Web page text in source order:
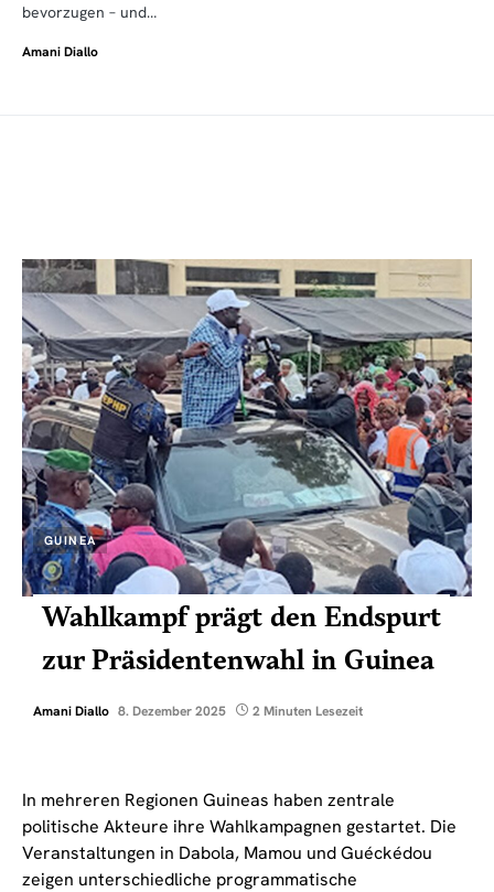
bevorzugen – und…
Amani Diallo
GUINEA
Wahlkampf prägt den Endspurt
zur Präsidentenwahl in Guinea
Amani Diallo 8. Dezember 2025 2 Minuten Lesezeit
In mehreren Regionen Guineas haben zentrale
politische Akteure ihre Wahlkampagnen gestartet. Die
Veranstaltungen in Dabola, Mamou und Guéckédou
zeigen unterschiedliche programmatische